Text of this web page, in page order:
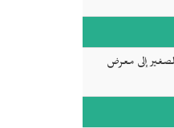
إلى معرض